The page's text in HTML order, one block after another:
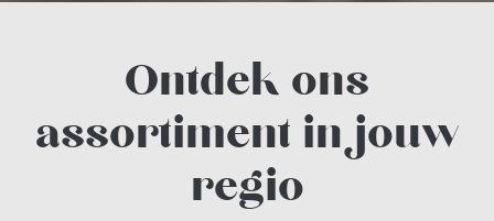
Ontdek ons
assortiment in jouw
regio